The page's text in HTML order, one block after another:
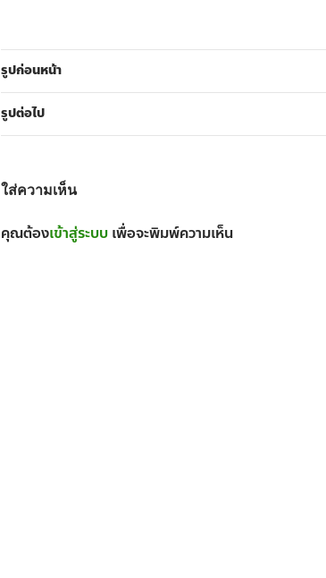
รูปก่อนหน้า
รูปต่อไป
ใส่ความเห็น
คุณต้องเข้าสู่ระบบ เพื่อจะพิมพ์ความเห็น